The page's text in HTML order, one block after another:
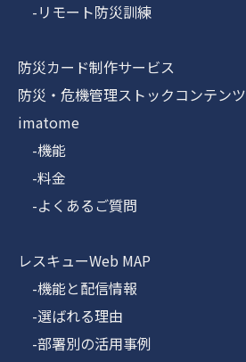
-リモート防災訓練
防災カード制作サービス
防災・危機管理ストックコンテンツ
imatome
-機能
-料金
-よくあるご質問
レスキューWeb MAP
-機能と配信情報
-選ばれる理由
-部署別の活用事例